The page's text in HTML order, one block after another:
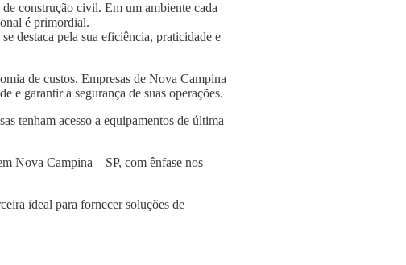
construção civil. Em um ambiente cada
é primordial.
destaca pela sua eficiência, praticidade e
de custos. Empresas de Nova Campina
e garantir a segurança de suas operações.
tenham acesso a equipamentos de última
Nova Campina – SP, com ênfase nos
ideal para fornecer soluções de